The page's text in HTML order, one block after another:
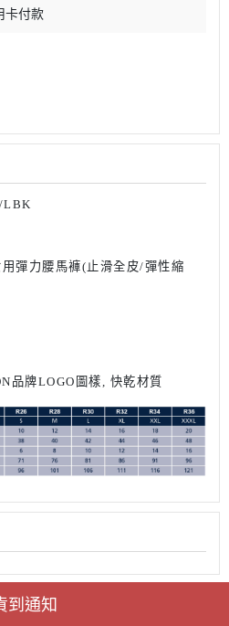
卡付款
LBK
彈力腰馬褲(止滑全皮/彈性縮
品牌LOGO 圖樣, 快乾材質
到通知